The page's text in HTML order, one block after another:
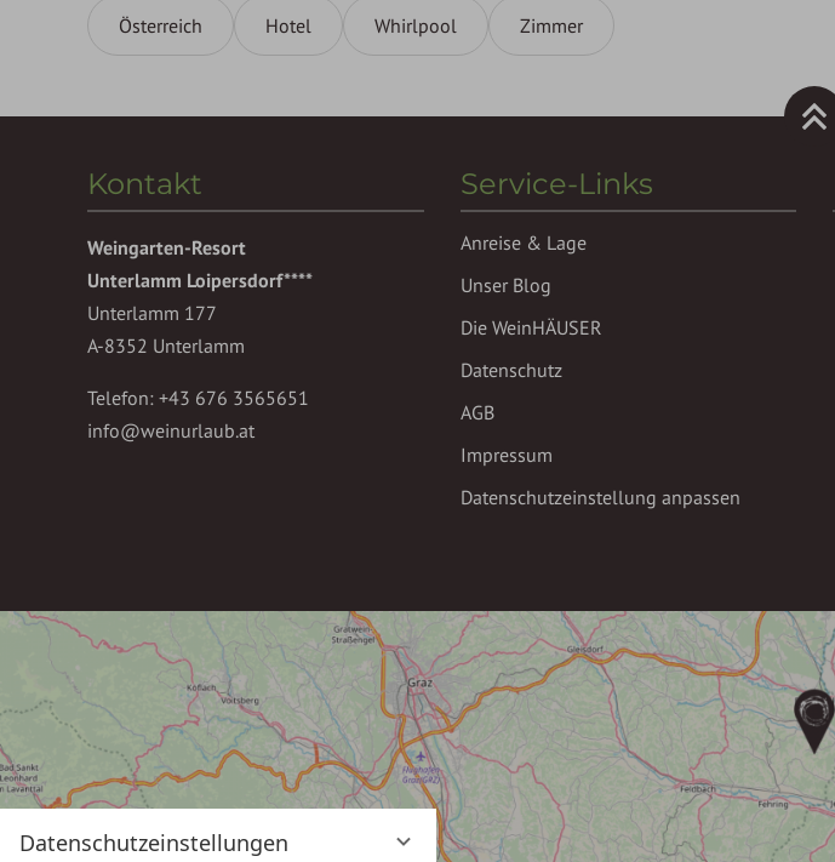
Datenschutzeinstellungen
Österreich Hotel Whirlpool Zimmer
Kontakt
Weingarten-Resort
Unterlamm Loipersdorf****
Unterlamm 177
A-8352 Unterlamm
Telefon: +43 676 3565651
info@weinurlaub.at
Service-Links
Anreise & Lage
Unser Blog
Die WeinHÄUSER
Datenschutz
AGB
Impressum
Datenschutzeinstellung anpassen